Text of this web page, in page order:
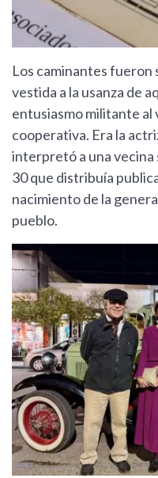
Los caminantes
vestida a la usanza de
entusiasmo militante al
cooperativa. Era la
interpretó a una vecina
30 que distribuía
nacimiento de la
pueblo.